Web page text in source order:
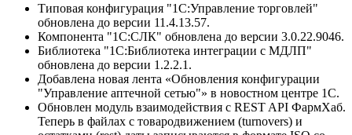
Типовая конфигурация "1С:Управление торговлей"
обновлена до версии 11.4.13.57.
Компонента "1С:СЛК" обновлена до версии 3.0.22.9046.
Библиотека "1С:Библиотека интеграции с МДЛП"
обновлена до версии 1.2.2.1.
Добавлена новая лента «Обновления конфигурации
"Управление аптечной сетью"» в новостном центре 1С.
Обновлен модуль взаимодействия с REST API ФармХаб.
Теперь в файлах с товародвижением (turnovers) и